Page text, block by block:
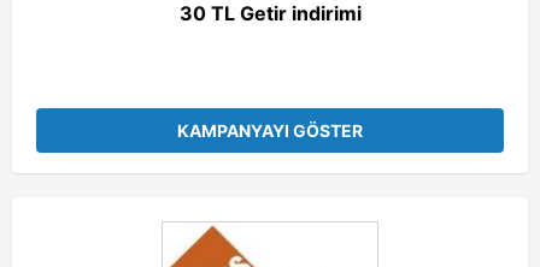
30 TL Getir indirimi
KAMPANYAYI GÖSTER